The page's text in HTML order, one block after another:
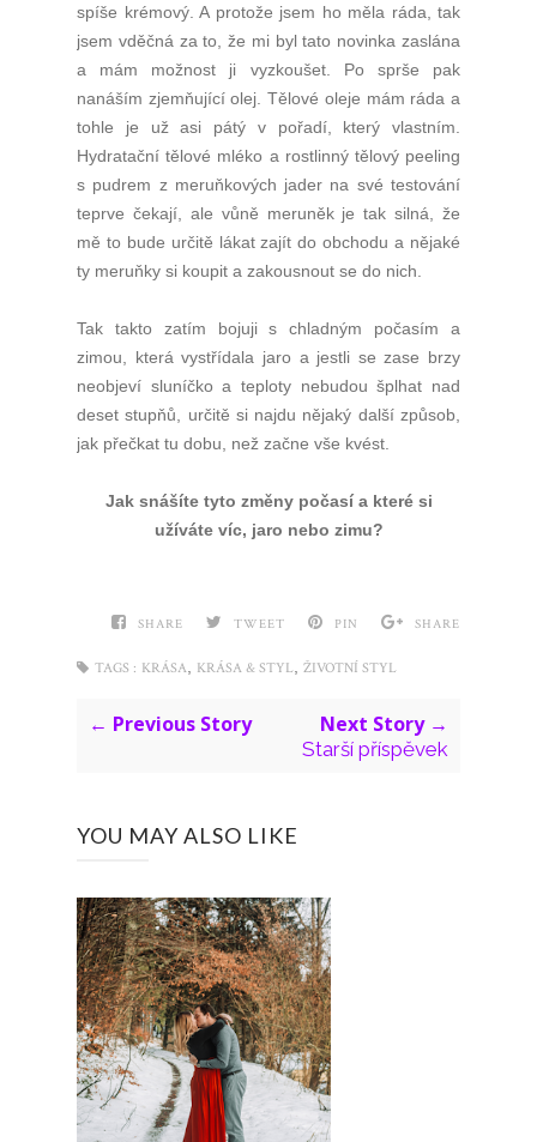
spíše krémový. A protože jsem ho měla ráda, tak
jsem vděčná za to, že mi byl tato novinka zaslána
a mám možnost ji vyzkoušet. Po sprše pak
nanáším zjemňující olej. Tělové oleje mám ráda a
tohle je už asi pátý v pořadí, který vlastním.
Hydratační tělové mléko a rostlinný tělový peeling
s pudrem z meruňkových jader na své testování
teprve čekají, ale vůně meruněk je tak silná, že
mě to bude určitě lákat zajít do obchodu a nějaké
ty meruňky si koupit a zakousnout se do nich.
Tak takto zatím bojuji s chladným počasím a
zimou, která vystřídala jaro a jestli se zase brzy
neobjeví sluníčko a teploty nebudou šplhat nad
deset stupňů, určitě si najdu nějaký další způsob,
jak přečkat tu dobu, než začne vše kvést.
Jak snášíte tyto změny počasí a které si
užíváte víc, jaro nebo zimu?
SHARE TWEET PIN SHARE
TAGS : KRÁSA KRÁSA & STYL ŽIVOTNÍ STYL
← Previous Story Next Story →
Starší příspěvek
YOU MAY ALSO LIKE